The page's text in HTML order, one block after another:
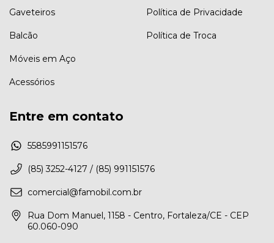
Gaveteiros
Balcão
Móveis em Aço
Acessórios
Política de Privacidade
Política de Troca
Entre em contato
5585991151576
(85) 3252-4127 / (85) 991151576
comercial@famobil.com.br
Rua Dom Manuel, 1158 - Centro, Fortaleza/CE - CEP
60.060-090